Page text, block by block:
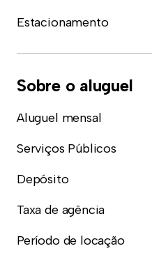
Estacionamento
Sobre o aluguel
Aluguel mensal
Serviços Públicos
Depósito
Taxa de agência
Período de locação